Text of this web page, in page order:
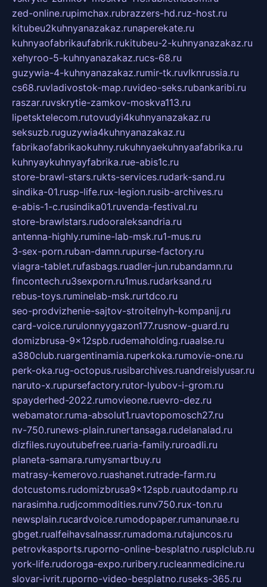
zed-online.rupimchax.rubrazzers-hd.ruz-host.ru
kitubeu2kuhnyanazakaz.runaperekate.ru
kuhnyaofabrikaufabrik.rukitubeu-2-kuhnyanazakaz.ru
xehyroo-5-kuhnyanazakaz.rucs-68.ru
guzywia-4-kuhnyanazakaz.rumir-tk.ruvlknrussia.ru
cs68.ruvladivostok-map.ruvideo-seks.rubankaribi.ru
raszar.ruvskrytie-zamkov-moskva113.ru
lipetsktelecom.rutovudyi4kuhnyanazakaz.ru
seksuzb.ruguzywia4kuhnyanazakaz.ru
fabrikaofabrikaokuhny.rukuhnyaekuhnyaafabrika.ru
kuhnyaykuhnyayfabrika.rue-abis1c.ru
store-brawl-stars.rukts-services.rudark-sand.ru
sindika-01.rusp-life.rux-legion.rusib-archives.ru
e-abis-1-c.rusindika01.ruvenda-festival.ru
store-brawlstars.rudooraleksandria.ru
antenna-highly.rumine-lab-msk.ru1-mus.ru
3-sex-porn.ruban-damn.rupurse-factory.ru
viagra-tablet.rufasbags.ruadler-jun.rubandamn.ru
fincontech.ru3sexporn.ru1mus.rudarksand.ru
rebus-toys.ruminelab-msk.rurtdco.ru
seo-prodvizhenie-sajtov-stroitelnyh-kompanij.ru
card-voice.rurulonnyygazon177.rusnow-guard.ru
domizbrusa-9x12spb.rudemaholding.ruaalse.ru
a380club.ruargentinamia.ruperkoka.rumovie-one.ru
perk-oka.rug-octopus.rusibarchives.ruandreislyusar.ru
naruto-x.rupursefactory.rutor-lyubov-i-grom.ru
spayderhed-2022.rumovieone.ruevro-dez.ru
webamator.ruma-absolut1.ruavtopomosch27.ru
nv-750.runews-plain.runertansaga.rudelanalad.ru
dizfiles.ruyoutubefree.ruaria-family.ruroadli.ru
planeta-samara.rumysmartbuy.ru
matrasy-kemerovo.ruashanet.rutrade-farm.ru
dotcustoms.rudomizbrusa9x12spb.ruautodamp.ru
narasimha.rudjcommodities.runv750.rux-ton.ru
newsplain.rucardvoice.rumodopaper.rumanunae.ru
gbget.rualfeihavsalnassr.rumadoma.rutajuncos.ru
petrovkasports.ruporno-online-besplatno.rusplclub.ru
york-life.rudoroga-expo.ruribery.rucleanmedicine.ru
slovar-ivrit.ruporno-video-besplatno.ruseks-365.ru